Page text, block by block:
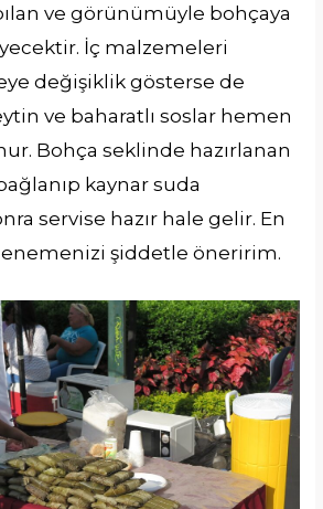
ve görünümüyle bohçaya
İç malzemeleri
değişiklik gösterse de
ve baharatlı soslar hemen
Bohça seklinde hazırlanan
kaynar suda
servise hazır hale gelir. En
şiddetle öneririm.